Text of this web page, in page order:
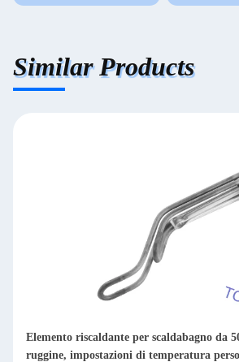
Similar Products
per scaldabagno da 500 Watt, a prova di
di temperatura personalizzabili